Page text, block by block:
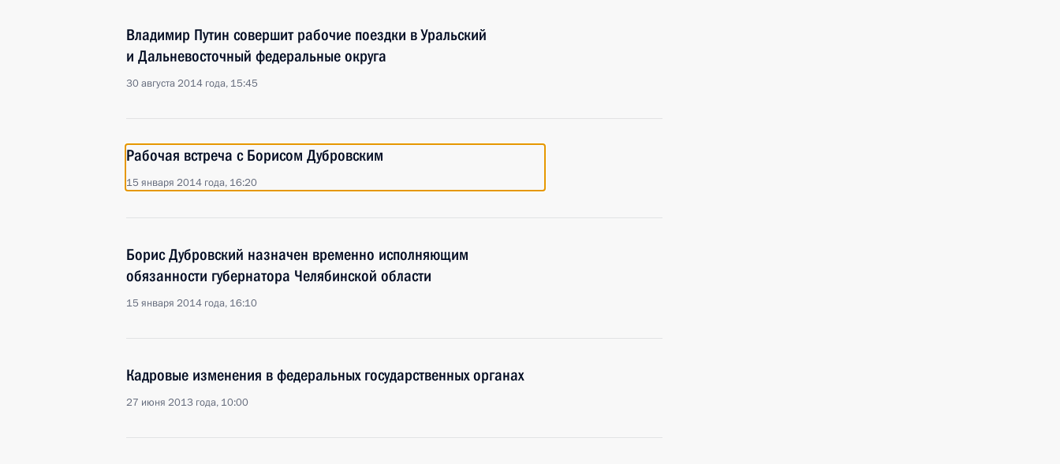
Владимир Путин совершит рабочие поездки в Уральский
и Дальневосточный федеральные округа
30 августа 2014 года, 15:45
Рабочая встреча с Борисом Дубровским
15 января 2014 года, 16:20
Борис Дубровский назначен временно исполняющим
обязанности губернатора Челябинской области
15 января 2014 года, 16:10
Кадровые изменения в федеральных государственных органах
27 июня 2013 года, 10:00